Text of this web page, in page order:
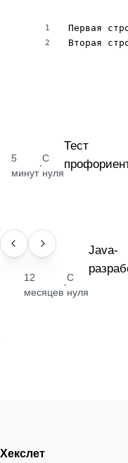
1
2
Первая
Вторая
5
минут
·
С
нуля
Тест
ПРОФЕССИЯ
12
месяцев
·
С
нуля
Java-
Хекслет